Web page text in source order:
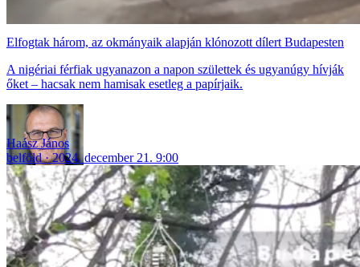
Elfogtak három, az okmányaik alapján klónozott dílert Budapesten
A nigériai férfiak ugyanazon a napon születtek és ugyanúgy hívják
őket – hacsak nem hamisak esetleg a papírjaik.
Haász János
belföld
2024. december 21. 9:00